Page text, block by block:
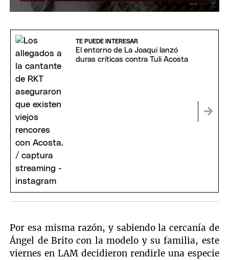
of
45
seconds
TE PUEDE INTERESAR
El entorno de La Joaqui lanzó
duras críticas contra Tuli Acosta
Por esa misma razón, y sabiendo la cercanía de
Ángel de Brito con la modelo y su familia, este
viernes en LAM decidieron rendirle una especie